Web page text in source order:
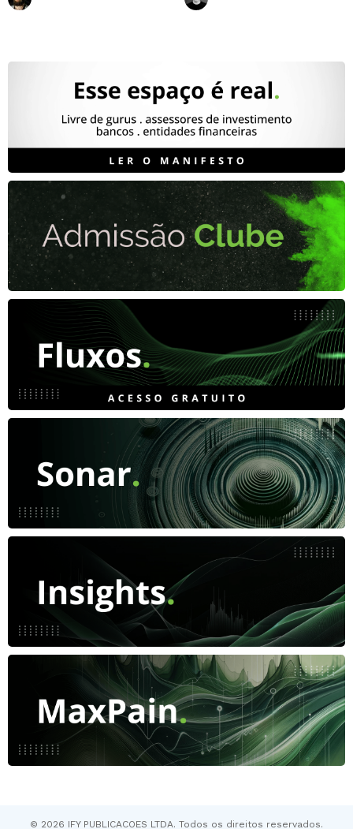
© 2026 IFY PUBLICACOES LTDA. Todos os direitos reservados.